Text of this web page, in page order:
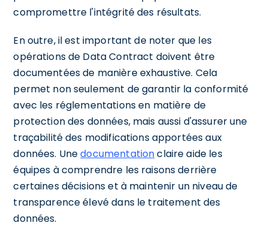
compromettre l'intégrité des résultats.
En outre, il est important de noter que les
opérations de Data Contract doivent être
documentées de manière exhaustive. Cela
permet non seulement de garantir la conformité
avec les réglementations en matière de
protection des données, mais aussi d'assurer une
traçabilité des modifications apportées aux
données. Unedocumentationclaire aide les
équipes à comprendre les raisons derrière
certaines décisions et à maintenir un niveau de
transparence élevé dans le traitement des
données.